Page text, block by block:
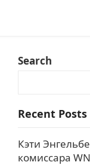
Search
Recent Posts
Кэти
комиссара